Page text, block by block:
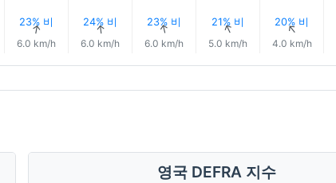
23% 비
↑
6.0 km/h
24% 비
↑
6.0 km/h
23% 비
↑
6.0 km/h
21% 비
↑
5.0 km/h
20% 비
↑
4.0 km/h
영국 DEFRA 지수